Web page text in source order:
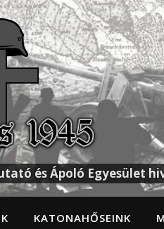
és Ápoló Egyesület
KATONAHŐSEINK